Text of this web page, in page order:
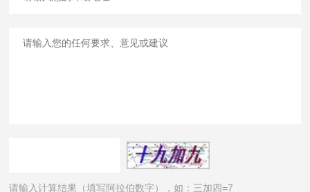
请输入计算结果（填写阿拉伯数字），如：三加四=7